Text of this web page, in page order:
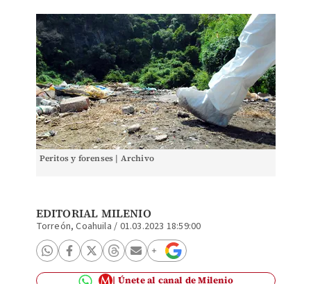
Peritos y forenses | Archivo
EDITORIAL MILENIO
Torreón, Coahuila / 01.03.2023 18:59:00
Únete al canal de Milenio